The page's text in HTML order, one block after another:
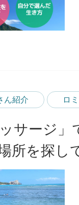
ん紹介 ロ
サージ
所を探し